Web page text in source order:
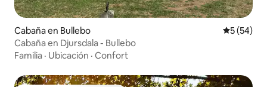
Cabaña en Bullebo
5 (54)
Cabaña en Djursdala - Bullebo
Familia · Ubicación · Confort